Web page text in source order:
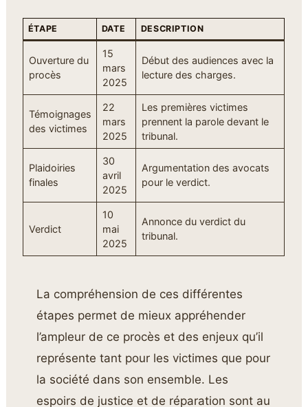
ÉTAPE DATE DESCRIPTION
Ouverture du
procès
15
mars
2025
Début des audiences avec la
lecture des charges.
Témoignages
des victimes
22
mars
2025
Les premières victimes
prennent la parole devant le
tribunal.
Plaidoiries
finales
30
avril
2025
Argumentation des avocats
pour le verdict.
Verdict
10
mai
2025
Annonce du verdict du
tribunal.
La compréhension de ces différentes
étapes permet de mieux appréhender
l’ampleur de ce procès et des enjeux qu’il
représente tant pour les victimes que pour
la société dans son ensemble. Les
espoirs de justice et de réparation sont au